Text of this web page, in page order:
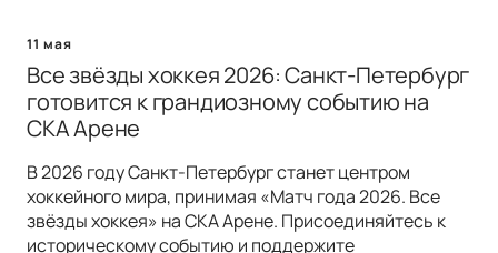
11 мая
Все звёзды хоккея 2026: Санкт-Петербург
готовится к грандиозному событию на
СКА Арене
В 2026 году Санкт-Петербург станет центром
хоккейного мира, принимая «Матч года 2026. Все
звёзды хоккея» на СКА Арене. Присоединяйтесь к
историческому событию и поддержите